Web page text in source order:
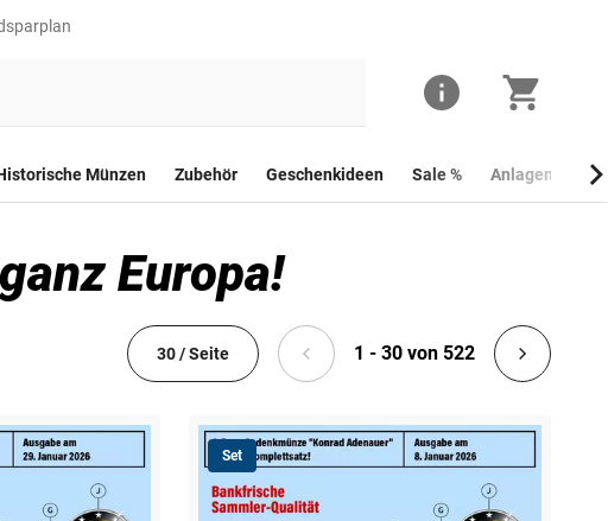
Münzen Zubehör Geschenkideen Sale % Anlagemünzen
Europa!
30 / Seite 1 - 30 von 522
Set